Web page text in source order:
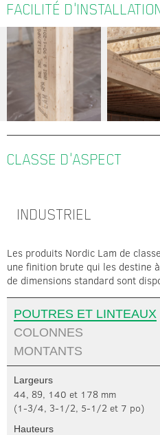
FACILITÉ
CLASSE D'ASPECT
INDUSTRIEL
Les produits Nordic Lam de
une finition brute qui les destine
de dimensions standard sont
POUTRES ET LINTEAUX
COLONNES
MONTANTS
Largeurs
44, 89, 140 et 178 mm
(1-3/4, 3-1/2, 5-1/2 et 7 po)
Hauteurs